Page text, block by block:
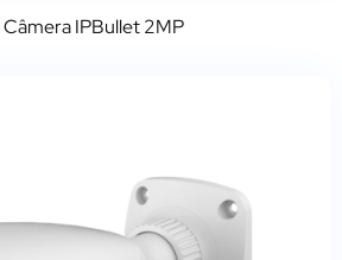
IPBullet 2MP